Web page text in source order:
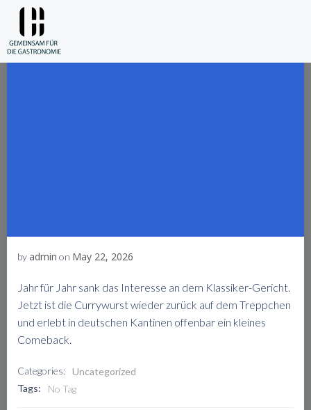
by admin on May 22, 2026
Jahr für Jahr sank das Interesse an dem Klassiker-Gericht.
Jetzt ist die Currywurst wieder zurück auf dem Treppchen
und erlebt in deutschen Kantinen offenbar ein kleines
Comeback.
Categories: Uncategorized
Tags:
No Tag